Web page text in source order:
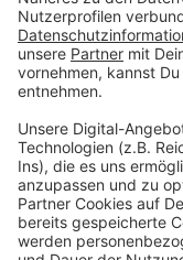
spezialisiertes
den Unfallhergang
schnellstmöglich
Anzeige